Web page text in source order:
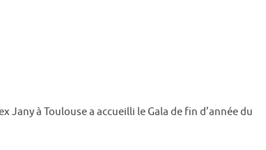
Jany à Toulouse a accueilli le Gala de fin d’année du